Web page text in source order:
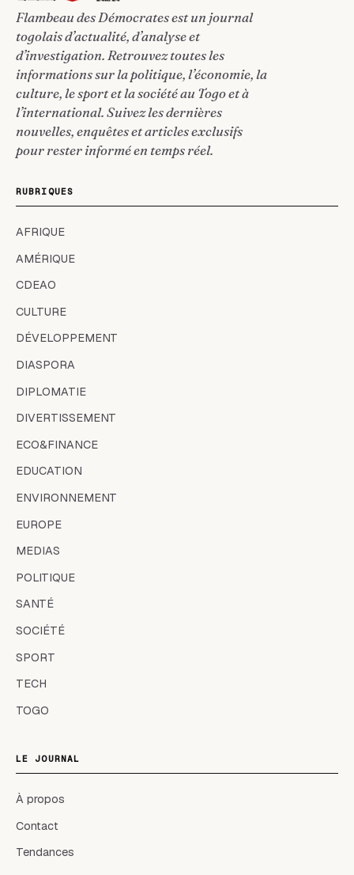
Flambeau des Démocrates est un journal
togolais d’actualité, d’analyse et
d’investigation. Retrouvez toutes les
informations sur la politique, l’économie, la
culture, le sport et la société au Togo et à
l’international. Suivez les dernières
nouvelles, enquêtes et articles exclusifs
pour rester informé en temps réel.
RUBRIQUES
AFRIQUE
AMÉRIQUE
CDEAO
CULTURE
DÉVELOPPEMENT
DIASPORA
DIPLOMATIE
DIVERTISSEMENT
ECO&FINANCE
EDUCATION
ENVIRONNEMENT
EUROPE
MEDIAS
POLITIQUE
SANTÉ
SOCIÉTÉ
SPORT
TECH
TOGO
LE JOURNAL
À propos
Contact
Tendances